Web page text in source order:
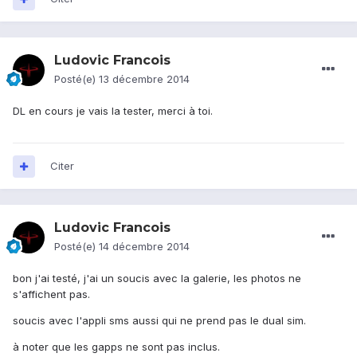
Ludovic Francois
Posté(e) 13 décembre 2014
DL en cours je vais la tester, merci à toi.
Citer
Ludovic Francois
Posté(e) 14 décembre 2014
bon j'ai testé, j'ai un soucis avec la galerie, les photos ne
s'affichent pas.
soucis avec l'appli sms aussi qui ne prend pas le dual sim.
à noter que les gapps ne sont pas inclus.